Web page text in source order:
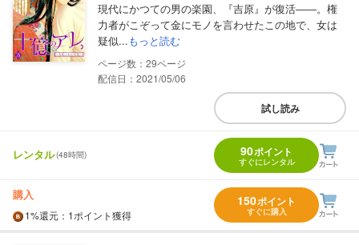
現代にかつての男の楽園、『吉原』が復活――。権
力者がこぞって金にモノを言わせたこの地で、女は
疑似...もっと読む
29
配信日：2021/05/06
試し読み
レンタル(48時間) 90ポイント
すぐにレンタル
購入
1%還元 ：1ポイント獲得
150ポイント
すぐに購入